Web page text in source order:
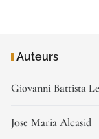
Auteurs
Giovanni Battista
Jose Maria Alcasid